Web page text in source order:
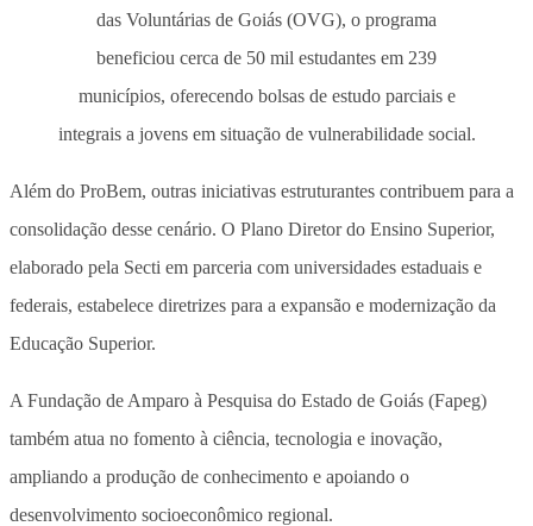
das Voluntárias de Goiás (OVG), o programa
beneficiou cerca de 50 mil estudantes em 239
municípios, oferecendo bolsas de estudo parciais e
integrais a jovens em situação de vulnerabilidade social.
Além do ProBem, outras iniciativas estruturantes contribuem para a
consolidação desse cenário. O Plano Diretor do Ensino Superior,
elaborado pela Secti em parceria com universidades estaduais e
federais, estabelece diretrizes para a expansão e modernização da
Educação Superior.
A Fundação de Amparo à Pesquisa do Estado de Goiás (Fapeg)
também atua no fomento à ciência, tecnologia e inovação,
ampliando a produção de conhecimento e apoiando o
desenvolvimento socioeconômico regional.